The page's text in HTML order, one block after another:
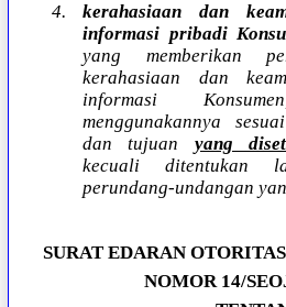
4.kerahasiaan dan
informasi pribadi
yang memberikan
kerahasiaan dan
informasi
menggunakannya
dan tujuan yang
kecuali ditentukan
perundang-undangan
SURAT EDARAN
NOMOR 14/